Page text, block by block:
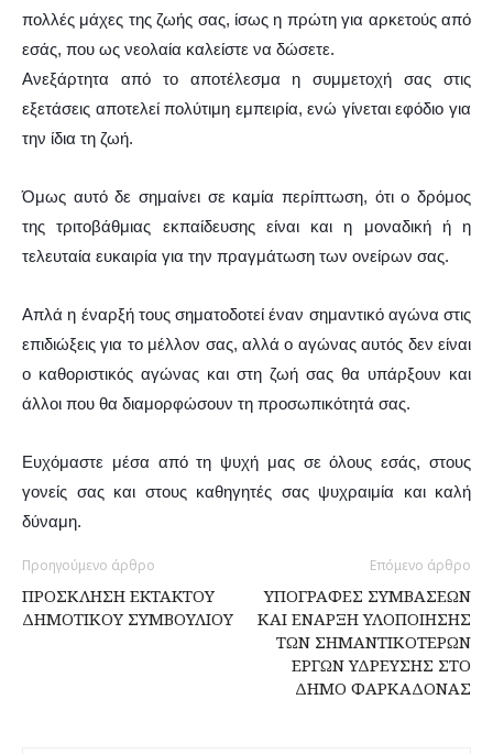
πολλές μάχες της ζωής σας, ίσως η πρώτη για αρκετούς από
εσάς, που ως νεολαία καλείστε να δώσετε.
Ανεξάρτητα από το αποτέλεσμα η συμμετοχή σας στις
εξετάσεις αποτελεί πολύτιμη εμπειρία, ενώ γίνεται εφόδιο για
την ίδια τη ζωή.
Όμως αυτό δε σημαίνει σε καμία περίπτωση, ότι ο δρόμος
της τριτοβάθμιας εκπαίδευσης είναι και η μοναδική ή η
τελευταία ευκαιρία για την πραγμάτωση των ονείρων σας.
Απλά η έναρξή τους σηματοδοτεί έναν σημαντικό αγώνα στις
επιδιώξεις για το μέλλον σας, αλλά ο αγώνας αυτός δεν είναι
ο καθοριστικός αγώνας και στη ζωή σας θα υπάρξουν και
άλλοι που θα διαμορφώσουν τη προσωπικότητά σας.
Ευχόμαστε μέσα από τη ψυχή μας σε όλους εσάς, στους
γονείς σας και στους καθηγητές σας ψυχραιμία και καλή
δύναμη.
Προηγούμενο άρθρο
ΠΡΟΣΚΛΗΣΗ EKTAKTOY
ΔΗΜΟΤΙΚΟΥ ΣΥΜΒΟΥΛΙΟΥ
Επόμενο άρθρο
ΥΠΟΓΡΑΦΕΣ ΣΥΜΒΑΣΕΩΝ
ΚΑΙ ΕΝΑΡΞΗ ΥΛΟΠΟΙΗΣΗΣ
ΤΩΝ ΣΗΜΑΝΤΙΚΟΤΕΡΩΝ
ΕΡΓΩΝ ΥΔΡΕΥΣΗΣ ΣΤΟ
ΔΗΜΟ ΦΑΡΚΑΔΟΝΑΣ